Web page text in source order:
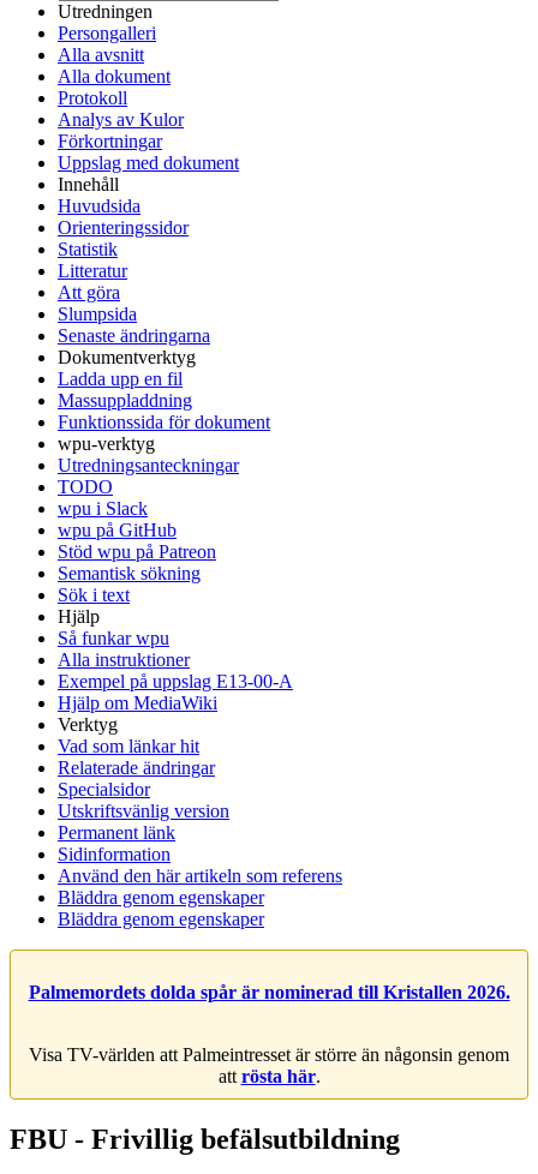
Utredningen
Persongalleri
Alla avsnitt
Alla dokument
Protokoll
Analys av Kulor
Förkortningar
Uppslag med dokument
Innehåll
Huvudsida
Orienteringssidor
Statistik
Litteratur
Att göra
Slumpsida
Senaste ändringarna
Dokumentverktyg
Ladda upp en fil
Massuppladdning
Funktionssida för dokument
wpu-verktyg
Utredningsanteckningar
TODO
wpu i Slack
wpu på GitHub
Stöd wpu på Patreon
Semantisk sökning
Sök i text
Hjälp
Så funkar wpu
Alla instruktioner
Exempel på uppslag E13-00-A
Hjälp om MediaWiki
Verktyg
Vad som länkar hit
Relaterade ändringar
Specialsidor
Utskriftsvänlig version
Permanent länk
Sidinformation
Använd den här artikeln som referens
Bläddra genom egenskaper
Bläddra genom egenskaper
Palmemordets dolda spår är nominerad till Kristallen 2026.
Visa TV-världen att Palmeintresset är större än någonsin genom
att rösta här.
FBU - Frivillig befälsutbildning